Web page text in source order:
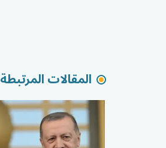
المقالات المرتبطة